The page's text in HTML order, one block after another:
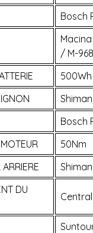
Bosch
Macina
/ M-
500Wh
Bosch
50Nm
DU
Central